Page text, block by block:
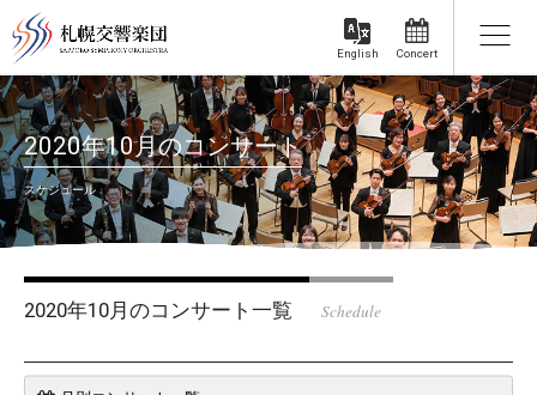
Concert
English
2020年10月のコンサート
スケジュール
2020年10月のコンサート一覧 Schedule